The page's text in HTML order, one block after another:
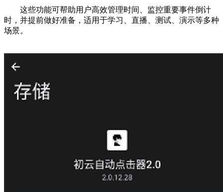
这些功能可帮助用户高效管理时间、监控重要事件倒计
时，并提前做好准备，适用于学习、直播、测试、演示等多种
场景。